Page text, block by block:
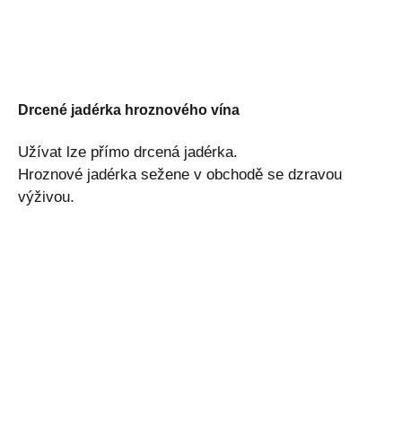
Drcené jadérka hroznového vína
Užívat lze přímo drcená jadérka.
Hroznové jadérka sežene v obchodě se dzravou
výživou.